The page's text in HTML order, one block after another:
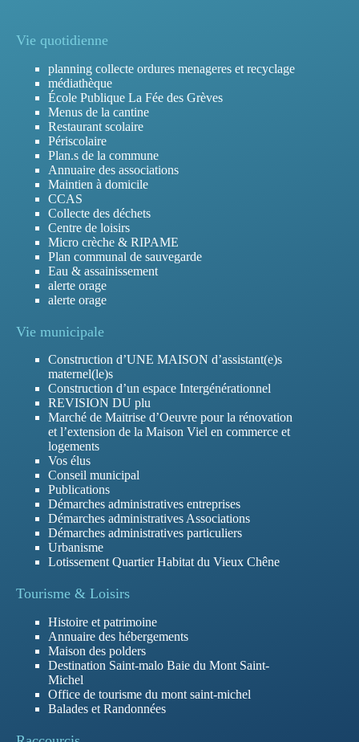
Vie quotidienne
planning collecte ordures menageres et recyclage
médiathèque
École Publique La Fée des Grèves
Menus de la cantine
Restaurant scolaire
Périscolaire
Plan.s de la commune
Annuaire des associations
Maintien à domicile
CCAS
Collecte des déchets
Centre de loisirs
Micro crèche & RIPAME
Plan communal de sauvegarde
Eau & assainissement
alerte orage
alerte orage
Vie municipale
Construction d’UNE MAISON d’assistant(e)s
maternel(le)s
Construction d’un espace Intergénérationnel
REVISION DU plu
Marché de Maitrise d’Oeuvre pour la rénovation
et l’extension de la Maison Viel en commerce et
logements
Vos élus
Conseil municipal
Publications
Démarches administratives entreprises
Démarches administratives Associations
Démarches administratives particuliers
Urbanisme
Lotissement Quartier Habitat du Vieux Chêne
Tourisme & Loisirs
Histoire et patrimoine
Annuaire des hébergements
Maison des polders
Destination Saint-malo Baie du Mont Saint-
Michel
Office de tourisme du mont saint-michel
Balades et Randonnées